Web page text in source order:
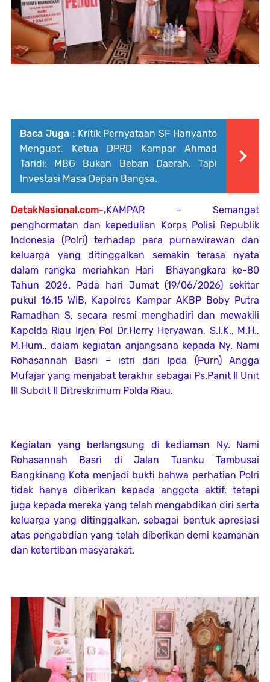
Baca Juga : Kritik Pernyataan SF Hariyanto
Menguat, Ketua DPRD Kampar Ahmad
Taridi: MBG Bukan Beban Daerah, Tapi
Investasi Masa Depan Bangsa.
DetakNasional.com-,KAMPAR – Semangat
penghormatan dan kepedulian Korps Polisi Republik
Indonesia (Polri) terhadap para purnawirawan dan
keluarga yang ditinggalkan semakin terasa nyata
dalam rangka meriahkan Hari Bhayangkara ke-80
Tahun 2026. Pada hari Jumat (19/06/2026) sekitar
pukul 16.15 WIB, Kapolres Kampar AKBP Boby Putra
Ramadhan S, secara resmi menghadiri dan mewakili
Kapolda Riau Irjen Pol Dr.Herry Heryawan, S.I.K., M.H.,
M.Hum., dalam kegiatan anjangsana kepada Ny. Nami
Rohasannah Basri – istri dari Ipda (Purn) Angga
Mufajar yang menjabat terakhir sebagai Ps.Panit II Unit
III Subdit II Ditreskrimum Polda Riau.
Kegiatan yang berlangsung di kediaman Ny. Nami
Rohasannah Basri di Jalan Tuanku Tambusai
Bangkinang Kota menjadi bukti bahwa perhatian Polri
tidak hanya diberikan kepada anggota aktif, tetapi
juga kepada mereka yang telah mengabdikan diri serta
keluarga yang ditinggalkan, sebagai bentuk apresiasi
atas pengabdian yang telah diberikan demi keamanan
dan ketertiban masyarakat.